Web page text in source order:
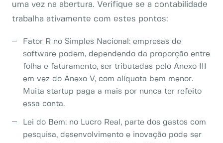
uma vez na abertura. Verifique se a contabilidade
trabalha ativamente com estes pontos:
Fator R no Simples Nacional: empresas de
software podem, dependendo da proporção entre
folha e faturamento, ser tributadas pelo Anexo III
em vez do Anexo V, com alíquota bem menor.
Muita startup paga a mais por nunca ter refeito
essa conta.
Lei do Bem: no Lucro Real, parte dos gastos com
pesquisa, desenvolvimento e inovação pode ser